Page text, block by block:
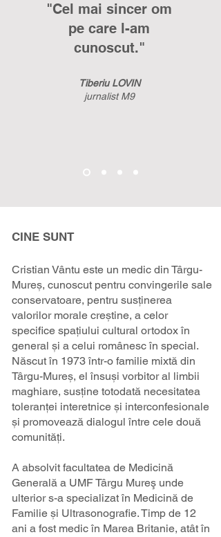
"Cel mai sincer om
pe care l-am
cunoscut."
Tiberiu LOVIN
jurnalist M9
CINE SUNT
Cristian Vântu este un medic din Târgu-
Mureș, cunoscut pentru convingerile sale
conservatoare, pentru susținerea
valorilor morale creștine, a celor
specifice spațiului cultural ortodox în
general și a celui românesc în special.
Născut în 1973 într-o familie mixtă din
Târgu-Mureș, el însuși vorbitor al limbii
maghiare, susține totodată necesitatea
toleranței interetnice și interconfesionale
și promovează dialogul între cele două
comunități.
A absolvit facultatea de Medicină
Generală a UMF Târgu Mureş unde
ulterior s-a specializat în Medicină de
Familie și Ultrasonografie. Timp de 12
ani a fost medic în Marea Britanie, atât în